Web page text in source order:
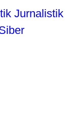
Jurnalistik